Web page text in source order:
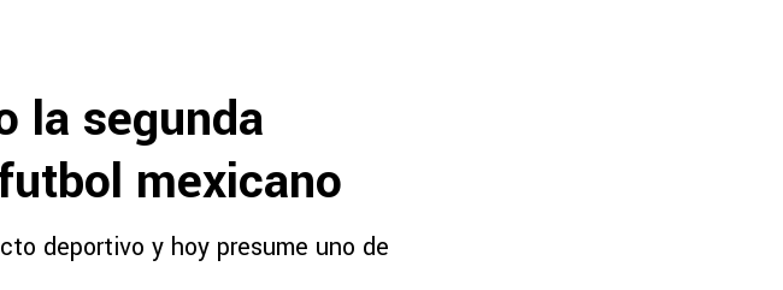
la segunda
mexicano
deportivo y hoy presume uno de